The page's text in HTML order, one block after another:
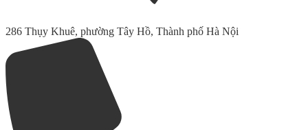
286 Thụy Khuê, phường Tây Hồ, Thành phố Hà Nội